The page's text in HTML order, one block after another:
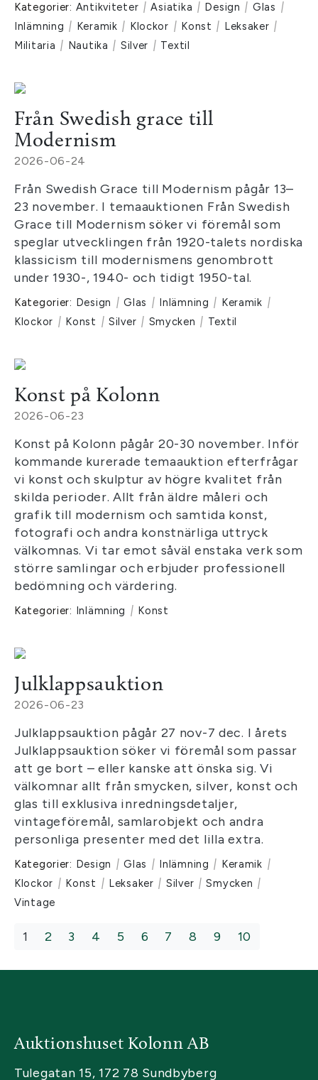
Kategorier: Antikviteter | Asiatika | Design | Glas |
Inlämning | Keramik | Klockor | Konst | Leksaker |
Militaria | Nautika | Silver | Textil
Från Swedish grace till
Modernism
2026-06-24
Från Swedish Grace till Modernism pågår 13–
23 november. I temaauktionen Från Swedish
Grace till Modernism söker vi föremål som
speglar utvecklingen från 1920-talets nordiska
klassicism till modernismens genombrott
under 1930-, 1940- och tidigt 1950-tal.
Kategorier: Design | Glas | Inlämning | Keramik |
Klockor | Konst | Silver | Smycken | Textil
Konst på Kolonn
2026-06-23
Konst på Kolonn pågår 20-30 november. Inför
kommande kurerade temaauktion efterfrågar
vi konst och skulptur av högre kvalitet från
skilda perioder. Allt från äldre måleri och
grafik till modernism och samtida konst,
fotografi och andra konstnärliga uttryck
välkomnas. Vi tar emot såväl enstaka verk som
större samlingar och erbjuder professionell
bedömning och värdering.
Kategorier: Inlämning | Konst
Julklappsauktion
2026-06-23
Julklappsauktion pågår 27 nov-7 dec. I årets
Julklappsauktion söker vi föremål som passar
att ge bort – eller kanske att önska sig. Vi
välkomnar allt från smycken, silver, konst och
glas till exklusiva inredningsdetaljer,
vintageföremål, samlarobjekt och andra
personliga presenter med det lilla extra.
Kategorier: Design | Glas | Inlämning | Keramik |
Klockor | Konst | Leksaker | Silver | Smycken |
Vintage
1 2 3 4 5 6 7 8 9 10
Auktionshuset Kolonn AB
Tulegatan 15, 172 78 Sundbyberg